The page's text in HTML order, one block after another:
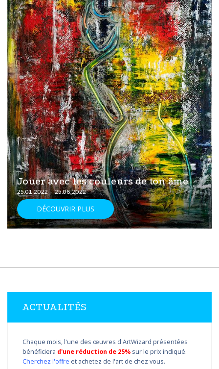
Jouer avec les couleurs de ton âme
25.01.2022 - 25.06.2022
DÉCOUVRIR PLUS
ACTUALITÉS
Chaque mois, l'une des œuvres d'ArtWizard présentées
bénéficiera d'une réduction de 25% sur le prix indiqué.
Cherchez l'offre et achetez de l'art de chez vous.